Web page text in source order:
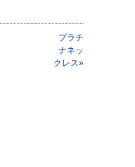
プラチ
ナネッ
クレス»